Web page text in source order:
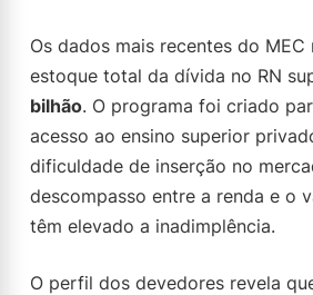
Os dados mais recentes do
estoque total da dívida no RN
bilhão. O programa foi criado
acesso ao ensino superior
dificuldade de inserção no
descompasso entre a renda e o
têm elevado a inadimplência.
O perfil dos devedores revela